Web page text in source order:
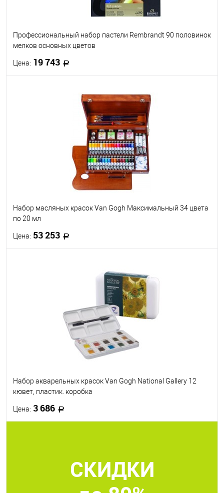
Профессиональный набор пастели Rembrandt 90 половинок
мелков основных цветов
Цена: 19 743
Под заказ
Набор масляных красок Van Gogh Максимальный 34 цвета
по 20 мл
Цена: 53 253
Под заказ
Набор акварельных красок Van Gogh National Gallery 12
кювет, пластик. коробка
Цена: 3 686
Под заказ
СКИДКИ